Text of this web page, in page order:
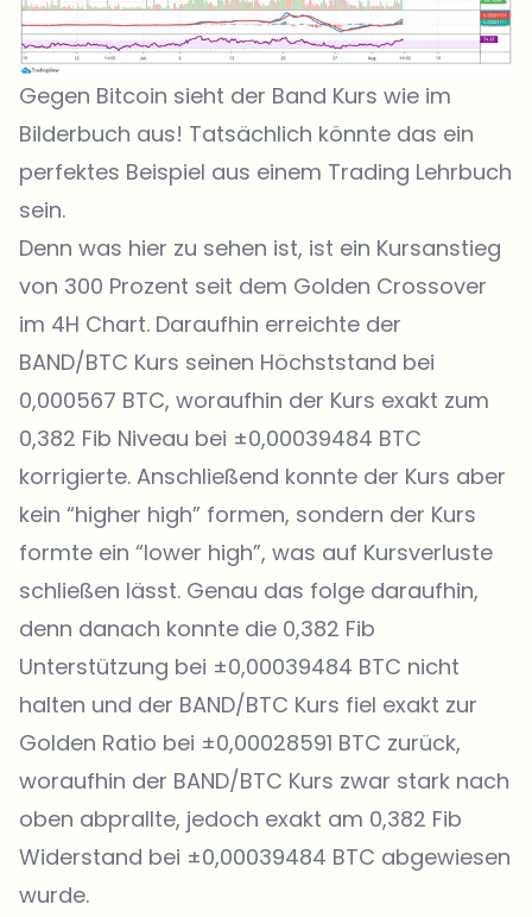
Gegen Bitcoin sieht der Band Kurs wie im
Bilderbuch aus! Tatsächlich könnte das ein
perfektes Beispiel aus einem Trading Lehrbuch
sein.
Denn was hier zu sehen ist, ist ein Kursanstieg
von 300 Prozent seit dem Golden Crossover
im 4H Chart. Daraufhin erreichte der
BAND/BTC Kurs seinen Höchststand bei
0,000567 BTC, woraufhin der Kurs exakt zum
0,382 Fib Niveau bei ±0,00039484 BTC
korrigierte. Anschließend konnte der Kurs aber
kein “higher high” formen, sondern der Kurs
formte ein “lower high”, was auf Kursverluste
schließen lässt. Genau das folge daraufhin,
denn danach konnte die 0,382 Fib
Unterstützung bei ±0,00039484 BTC nicht
halten und der BAND/BTC Kurs fiel exakt zur
Golden Ratio bei ±0,00028591 BTC zurück,
woraufhin der BAND/BTC Kurs zwar stark nach
oben abprallte, jedoch exakt am 0,382 Fib
Widerstand bei ±0,00039484 BTC abgewiesen
wurde.